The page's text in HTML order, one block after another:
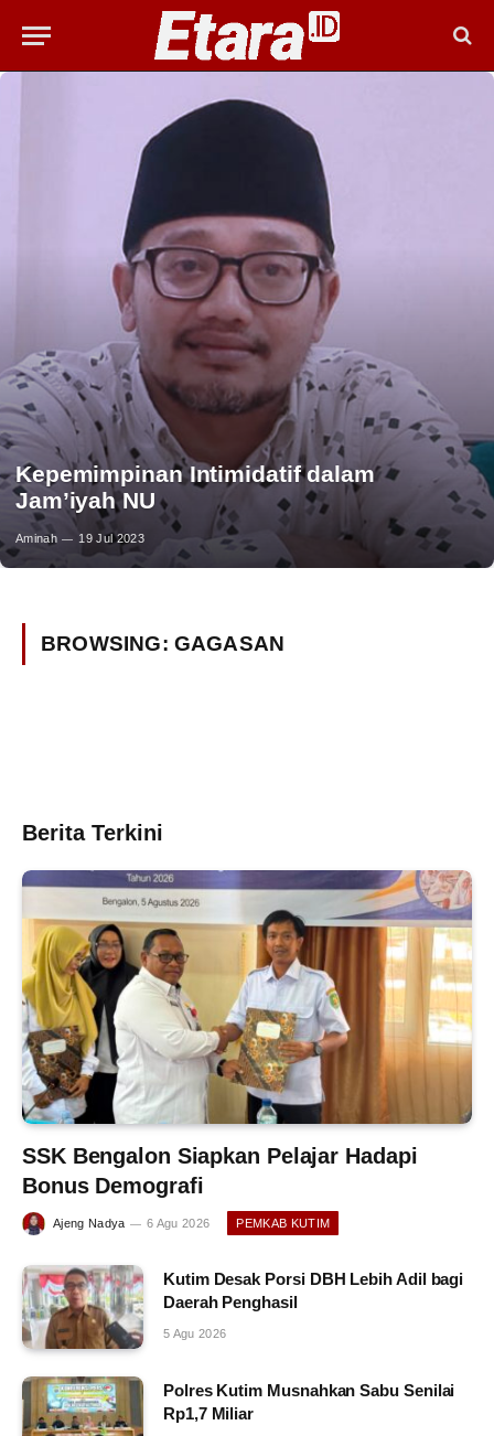
Kepemimpinan Intimidatif dalam
Jam’iyah NU
Aminah 19 Jul 2023
BROWSING: GAGASAN
Berita Terkini
SSK Bengalon Siapkan Pelajar Hadapi
Bonus Demografi
Ajeng Nadya 6 Agu 2026 PEMKAB KUTIM
Kutim Desak Porsi DBH Lebih Adil bagi
Daerah Penghasil
5 Agu 2026
Polres Kutim Musnahkan Sabu Senilai
Rp1,7 Miliar